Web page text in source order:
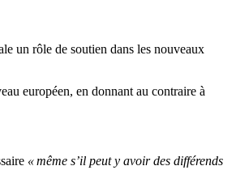
un rôle de soutien dans les nouveaux
européen, en donnant au contraire à
« même s’il peut y avoir des différends